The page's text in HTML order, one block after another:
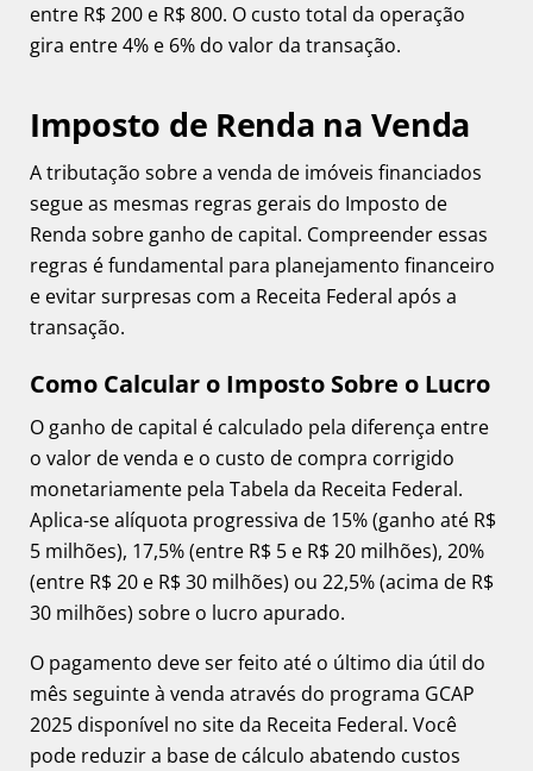
entre R$ 200 e R$ 800. O custo total da operação
gira entre 4% e 6% do valor da transação.
Imposto de Renda na Venda
A tributação sobre a venda de imóveis financiados
segue as mesmas regras gerais do Imposto de
Renda sobre ganho de capital. Compreender essas
regras é fundamental para planejamento financeiro
e evitar surpresas com a Receita Federal após a
transação.
Como Calcular o Imposto Sobre o Lucro
O ganho de capital é calculado pela diferença entre
o valor de venda e o custo de compra corrigido
monetariamente pela Tabela da Receita Federal.
Aplica-se alíquota progressiva de 15% (ganho até R$
5 milhões), 17,5% (entre R$ 5 e R$ 20 milhões), 20%
(entre R$ 20 e R$ 30 milhões) ou 22,5% (acima de R$
30 milhões) sobre o lucro apurado.
O pagamento deve ser feito até o último dia útil do
mês seguinte à venda através do programa GCAP
2025 disponível no site da Receita Federal. Você
pode reduzir a base de cálculo abatendo custos